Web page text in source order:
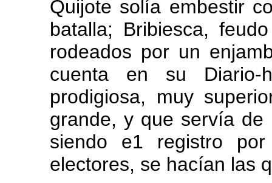
Quijote solía embestir
batalla; Bribiesca,
rodeados por un
cuenta en su Diario-
prodigiosa, muy
grande, y que servía de
siendo e1 registro
electores, se hacían las